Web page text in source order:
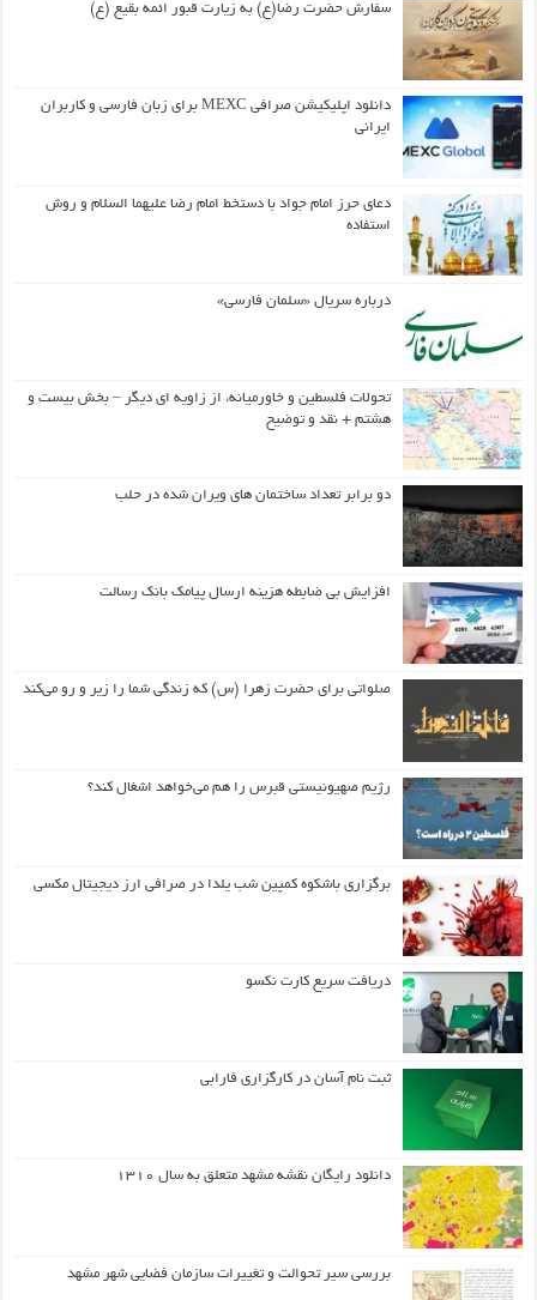
سفارش حضرت رضا(ع) به زیارت قبور ائمه بقیع (ع)
دانلود اپلیکیشن صرافی MEXC برای زبان فارسی و کاربران
ایرانی
دعای حرز امام جواد با دستخط امام رضا علیهما السلام و روش
استفاده
درباره سریال «سلمان فارسی»
تحولات فلسطین و خاورمیانه، از زاویه ای دیگر – بخش بیست و
هشتم + نقد و توضیح
دو برابر تعداد ساختمان های ویران شده در حلب
افزایش بی ضابطه هزینه ارسال پیامک بانک رسالت
صلواتی برای حضرت زهرا (س) که زندگی شما را زیر و رو می‌کند
رژیم صهیونیستی قبرس را هم می‌خواهد اشغال کند؟
برگزاری باشکوه کمپین شب یلدا در صرافی ارز دیجیتال مکسی
دریافت سریع کارت نکسو
ثبت نام آسان در کارگزاری فارابی
دانلود رایگان نقشه مشهد متعلق به سال ۱۳۱۰
بررسی سیر تحوالت و تغییرات سازمان فضایی شهر مشهد